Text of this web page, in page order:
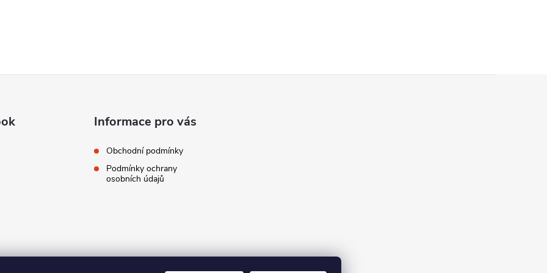
Informace pro vás
Obchodní podmínky
Podmínky ochrany
osobních údajů